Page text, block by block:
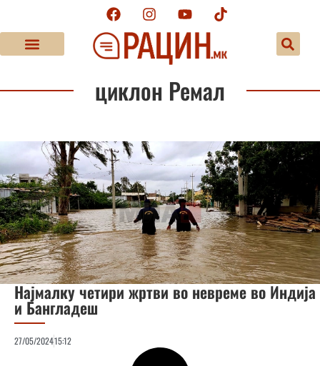
циклон Ремал
Најмалку четири жртви во невреме во Индија
и Бангладеш
27/05/202415:12